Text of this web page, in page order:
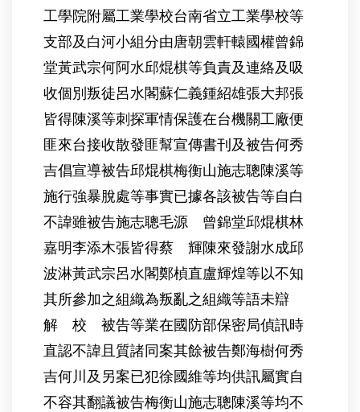
工學院附屬工業學校台南省立工業學校等
支部及白河小組分由唐朝雲軒轅國權曾錦
堂黃武宗何阿水邱焜棋等負責及連絡及吸
收個別叛徒呂水閣蘇仁義鍾紹雄張大邦張
皆得陳溪等刺探軍情保護在台機關工廠便
匪來台接收散發匪幫宣傳書刊及被告何秀
吉倡宣導被告邱焜棋梅衡山施志聰陳溪等
施行強暴脫處等事實已據各該被告等自白
不諱雖被告施志聰毛源 曾錦堂邱焜棋林
嘉明李添木張皆得蔡 輝陳來發謝水成邱
波淋黃武宗呂水閣鄭楨直盧輝煌等以不知
其所參加之組織為叛亂之組織等語未辯
解 校 被告等業在國防部保密局偵訊時
直認不諱且質諸同案其餘被告鄭海樹何秀
吉何川及另案已犯徐國維等均供訊屬實自
不容其翻議被告梅衡山施志聰陳溪等均不